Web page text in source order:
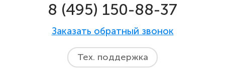
8 (495) 150-88-37
Заказать обратный звонок
Тех. поддержка